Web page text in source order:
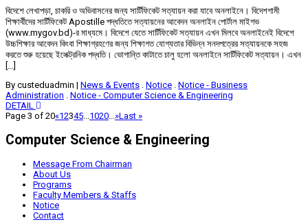
বিদেশে লেখাপড়া, চাকরি ও অভিবাসনের জন্য সার্টিফিকেট সত্যায়ন করা যাবে অনলাইনে। বিদেশগামী
শিক্ষার্থীদের সার্টিফিকেট Apostille পদ্ধতিতে সত্যায়নের আবেদন অনলাইন পোর্টাল মাইগভ
(www.mygov.bd)-র মাধ্যমে। বিদেশে যেতে সার্টিফিকেট সত্যায়ন এখন মিলবে অনলাইনেই বিদেশে
উচ্চশিক্ষার আবেদন কিংবা শিক্ষাগ্রহণের জন্য শিক্ষাগত যোগ্যতার বিভিন্ন সনদপত্রের সত্যায়নকে সহজ
করতে শুরু হয়েছে ইলেক্ট্রনিক পদ্ধতি। ভোগান্তি কাটাতে চালু হলো অনলাইনে সার্টিফিকেট সত্যায়ন। এখন
[…]
By custeduadmin | News & Events . Notice . Notice - Business
Administration . Notice - Computer Science & Engineering
DETAIL
Page 3 of 20«12345...1020...»Last »
Computer Science & Engineering
Message From Chairman
About Us
Programs
Faculty Members & Staffs
Notice
Contact